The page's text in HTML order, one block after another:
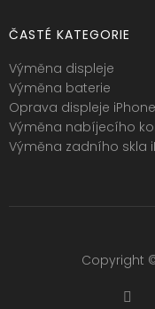
ČASTÉ KATEGORIE
Výměna displeje
Výměna baterie
Oprava displeje iPhone
Výměna nabíjecího
Výměna zadního skla
Copyright